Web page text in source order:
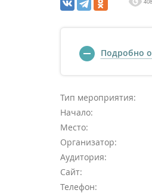
Подробно
Тип мероприятия:
Начало:
Место:
Организатор:
Аудитория:
Сайт:
Телефон: